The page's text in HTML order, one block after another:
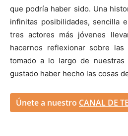
que podría haber sido. Una
infinitas posibilidades, sencilla
tres actores más jóvenes
hacernos reflexionar sobre
tomado a lo largo de
gustado haber hecho las cosas
Únete a nuestro CANAL DE